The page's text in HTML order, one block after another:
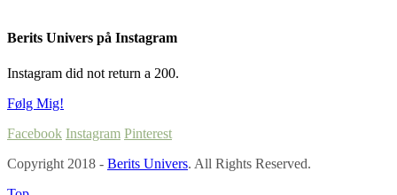
Berits Univers på Instagram
Instagram did not return a 200.
Følg Mig!
Facebook Instagram Pinterest
Copyright 2018 - Berits Univers. All Rights Reserved.